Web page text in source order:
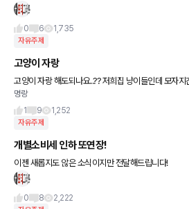
0 6 1,735
자유주제
고양이 자랑
고양이 자랑 해도되나요..?? 저희집 냥이들인데 모자지
가 참좋은것같아요ㅎ 냥이 싫어하시는분들께는 죄송~
봐주세요!
명랑
1
9 1,252
자유주제
개별소비세 인하 또연장!
이젠 새롭지도 않은 소식이지만 전달해드립니다!
0 8 2,222